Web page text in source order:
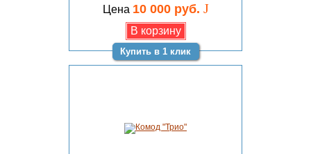
Цена 10 000 руб. J
Купить в 1 клик